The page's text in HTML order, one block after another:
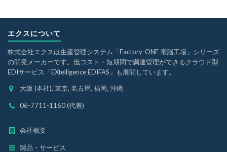
エクスについて
株式会社エクスは生産管理システム「Factory-ONE 電脳工場」シリーズ
の開発メーカーです。低コスト・短期間で調達管理ができるクラウド型
EDIサービス「EXtelligence EDIFAS」も展開しています。
大阪 (本社), 東京, 名古屋, 福岡, 沖縄
06-7711-1160 (代表)
会社概要
製品・サービス